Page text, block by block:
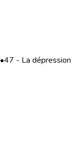
•47 - La dépression